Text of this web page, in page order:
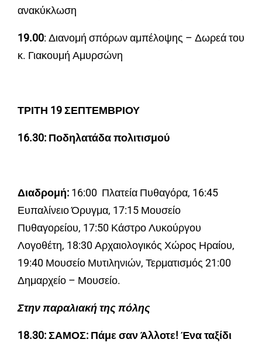
ανακύκλωση
19.00: Διανομή σπόρων αμπέλοψης – Δωρεά του
κ. Γιακουμή Αμυρσώνη
ΤΡΙΤΗ 19 ΣΕΠΤΕΜΒΡΙΟΥ
16.30: Ποδηλατάδα πολιτισμού
Διαδρομή: 16:00 Πλατεία Πυθαγόρα, 16:45
Ευπαλίνειο Όρυγμα, 17:15 Μουσείο
Πυθαγορείου, 17:50 Κάστρο Λυκούργου
Λογοθέτη, 18:30 Αρχαιολογικός Χώρος Ηραίου,
19:40 Μουσείο Μυτιληνιών, Τερματισμός 21:00
Δημαρχείο – Μουσείο.
Στην παραλιακή της πόλης
18.30: ΣΑΜΟΣ: Πάμε σαν Άλλοτε! Ένα ταξίδι